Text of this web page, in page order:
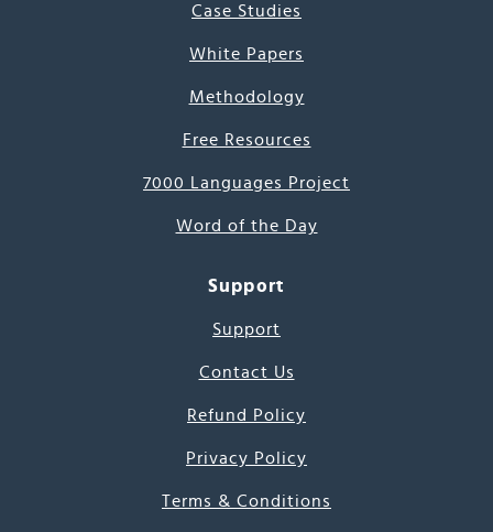
Case Studies
White Papers
Methodology
Free Resources
7000 Languages Project
Word of the Day
Support
Support
Contact Us
Refund Policy
Privacy Policy
Terms & Conditions